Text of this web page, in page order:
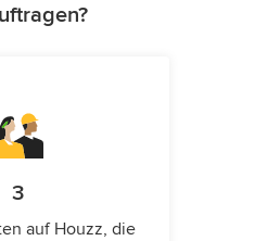
3
auf Houzz, die